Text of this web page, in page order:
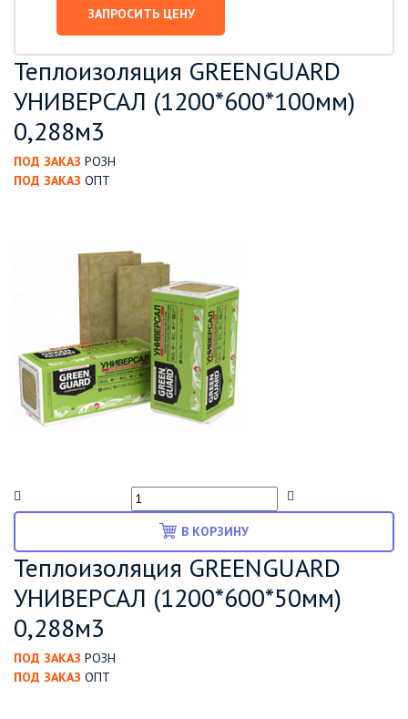
ЗАПРОСИТЬ ЦЕНУ
Теплоизоляция GREENGUARD
УНИВЕРСАЛ (1200*600*100мм)
0,288м3
ПОД ЗАКАЗ РОЗН
ПОД ЗАКАЗ ОПТ
В КОРЗИНУ
Теплоизоляция GREENGUARD
УНИВЕРСАЛ (1200*600*50мм)
0,288м3
ПОД ЗАКАЗ РОЗН
ПОД ЗАКАЗ ОПТ